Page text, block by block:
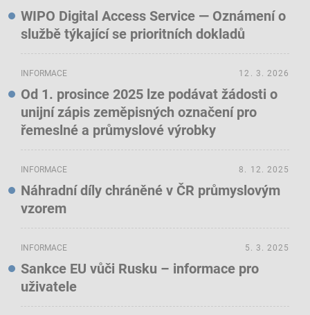
WIPO Digital Access Service — Oznámení o
službě týkající se prioritních dokladů
INFORMACE
Od 1. prosince 2025 lze podávat žádosti o
unijní zápis zeměpisných označení pro
řemeslné a průmyslové výrobky
12. 3. 2026
INFORMACE
Náhradní díly chráněné v ČR průmyslovým
vzorem
8. 12. 2025
INFORMACE
Sankce EU vůči Rusku – informace pro
uživatele
5. 3. 2025